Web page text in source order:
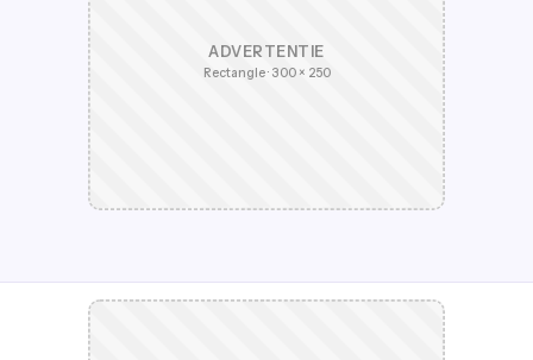
ADVERTENTIE
Rectangle · 300 × 250